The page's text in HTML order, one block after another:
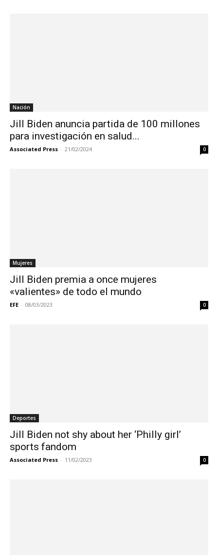
Nación
Jill Biden anuncia partida de 100 millones
para investigación en salud...
Associated Press - 21/02/2024 0
Mujeres
Jill Biden premia a once mujeres
«valientes» de todo el mundo
EFE - 08/03/2023 0
Deportes
Jill Biden not shy about her ‘Philly girl’
sports fandom
Associated Press - 11/02/2023 0